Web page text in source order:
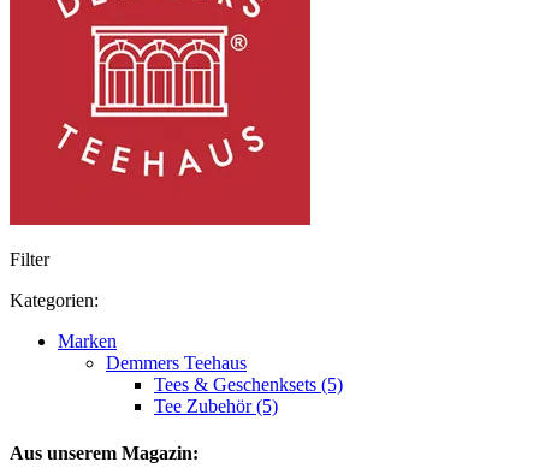
Filter
Kategorien:
Marken
Demmers Teehaus
Tees & Geschenksets (5)
Tee Zubehör (5)
Aus unserem Magazin: